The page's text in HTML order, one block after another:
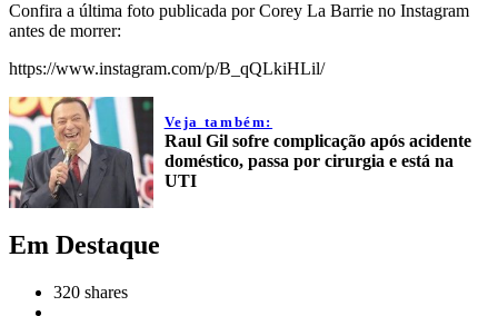
Confira a última foto publicada por Corey La Barrie no Instagram
antes de morrer:
https://www.instagram.com/p/B_qQLkiHLil/
Veja também:
Raul Gil sofre complicação após acidente
doméstico, passa por cirurgia e está na
UTI
Em Destaque
320 shares